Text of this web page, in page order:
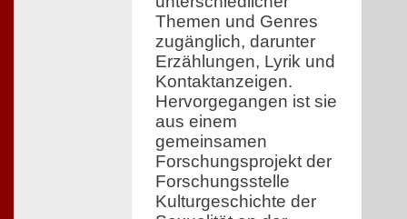
Themen und Genres
zugänglich, darunter
Erzählungen, Lyrik und
Kontaktanzeigen.
Hervorgegangen ist sie
aus einem
gemeinsamen
Forschungsprojekt der
Forschungsstelle
Kulturgeschichte der